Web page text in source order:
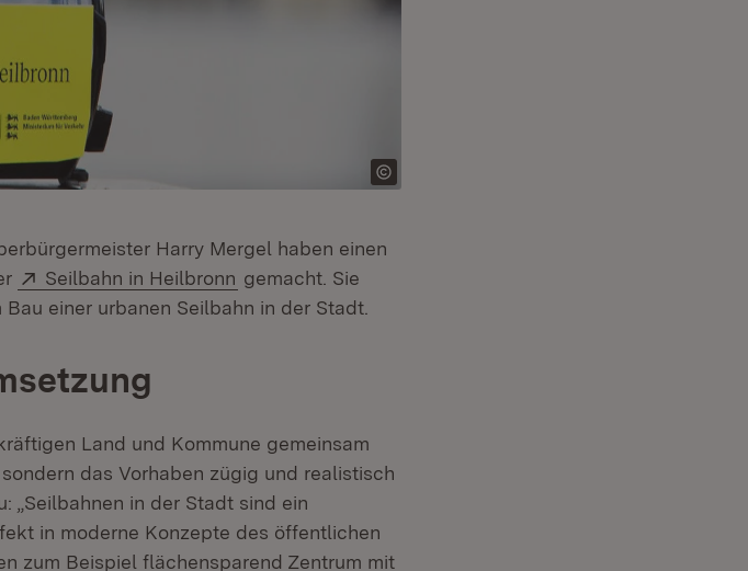
Harry Mergel haben einen
Extern:
Seilbahn in Heilbronn (Öffnet in neuem Fenster)
gemacht. Sie
einer urbanen Seilbahn in der Stadt.
Land und Kommune gemeinsam
das Vorhaben zügig und realistisch
„Seilbahnen in der Stadt sind ein
in moderne Konzepte des öffentlichen
zum Beispiel flächensparend Zentrum mit